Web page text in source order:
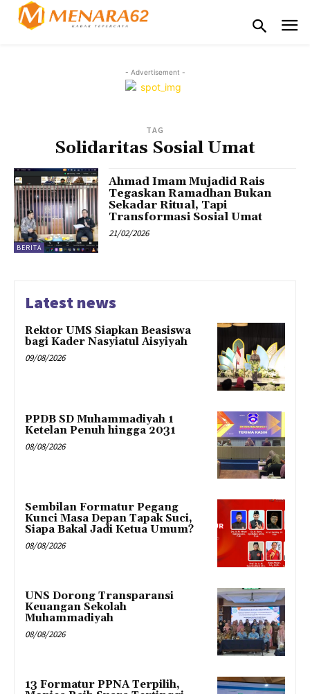
- Advertisement -
TAG
Solidaritas Sosial Umat
BERITA
Ahmad Imam Mujadid Rais
Tegaskan Ramadhan Bukan
Sekadar Ritual, Tapi
Transformasi Sosial Umat
21/02/2026
Latest news
Rektor UMS Siapkan Beasiswa
bagi Kader Nasyiatul Aisyiyah
09/08/2026
PPDB SD Muhammadiyah 1
Ketelan Penuh hingga 2031
08/08/2026
Sembilan Formatur Pegang
Kunci Masa Depan Tapak Suci,
Siapa Bakal Jadi Ketua Umum?
08/08/2026
UNS Dorong Transparansi
Keuangan Sekolah
Muhammadiyah
08/08/2026
13 Formatur PPNA Terpilih,